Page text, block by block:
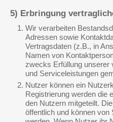
5) Erbringung
Wir verarbeiten
Adressen sowie
Vertragsdaten (z.B., in
Namen von
zwecks Erfüllung unserer
und Serviceleistungen
Nutzer können ein
Registrierung werden die
den Nutzern mitgeteilt.
öffentlich und können